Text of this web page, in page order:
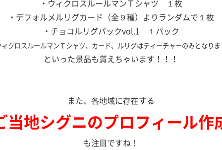
・ウィクロスルールマンＴシャツ １枚
・ デフォルメルリグカード（全９種） よりランダムで１枚
・ チョコルリグパックvol.1 １パック
クロスルールマンＴシャツ、カード、ルリグはティーチャーのみとなり
といった景品も貰えちゃいます！！！
また、各地域に存在する
当地シグニのプロフィール作
も注目ですね！